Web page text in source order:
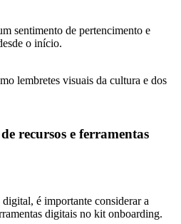
sentimento de pertencimento e
o início.
lembretes visuais da cultura e dos
recursos e ferramentas
é importante considerar a
digitais no kit onboarding.